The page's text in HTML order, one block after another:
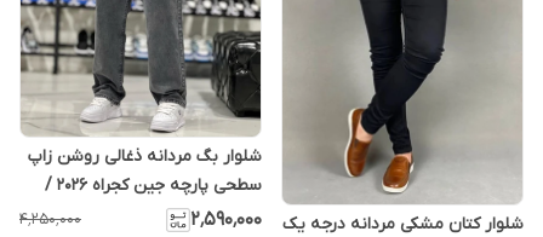
شلوار کتان مشکی مردانه درجه یک
شلوار بگ مردانه ذغالی روشن زاپ
سطحی پارچه جین کجراه 2026 /
اورجینال دیلم
۲٬۵۹۰٬۰۰۰ ۴٬۲۵۰٬۰۰۰